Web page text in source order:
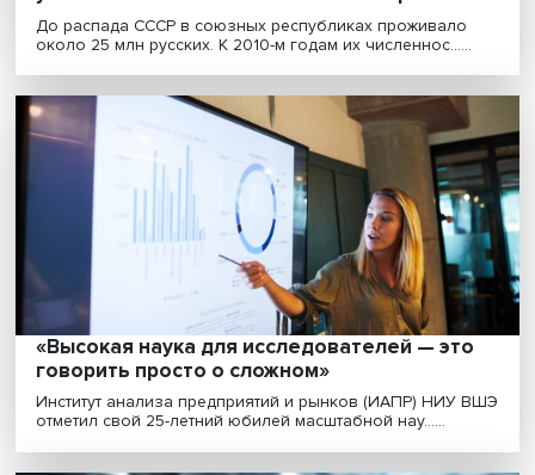
Все дело в доверии: социальная
ответственность финансовых институтов
выходит на первый план
Возможность делать покупки в один клик привела к
спонтанным тратам и, как следствие, к высокой за......